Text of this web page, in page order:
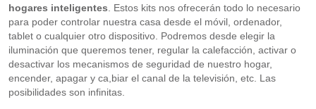
hogares inteligentes . Estos kits nos ofrecerán todo lo necesario
para poder controlar nuestra casa desde el móvil, ordenador,
tablet o cualquier otro dispositivo. Podremos desde elegir la
iluminación que queremos tener, regular la calefacción, activar o
desactivar los mecanismos de seguridad de nuestro hogar,
encender, apagar y ca,biar el canal de la televisión, etc. Las
posibilidades son infinitas.